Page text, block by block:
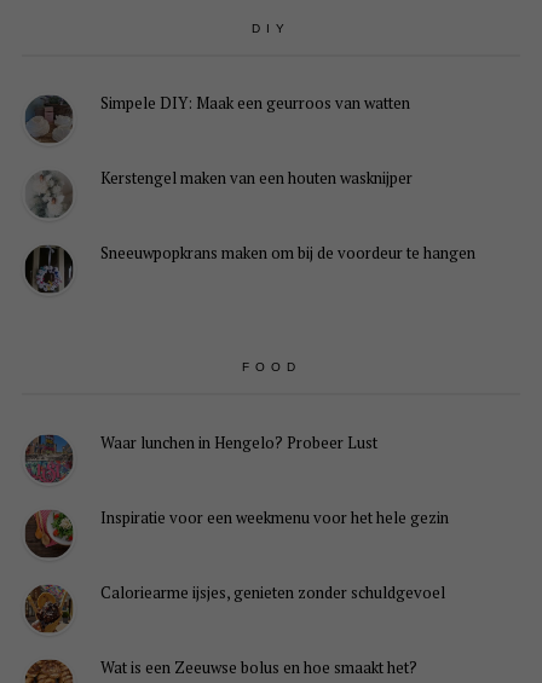
DIY
Simpele DIY: Maak een geurroos van watten
Kerstengel maken van een houten wasknijper
Sneeuwpopkrans maken om bij de voordeur te hangen
FOOD
Waar lunchen in Hengelo? Probeer Lust
Inspiratie voor een weekmenu voor het hele gezin
Caloriearme ijsjes, genieten zonder schuldgevoel
Wat is een Zeeuwse bolus en hoe smaakt het?